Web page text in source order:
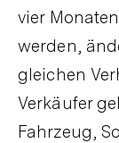
vier
werden,
gleichen
Verkäufer
Fahrzeug,